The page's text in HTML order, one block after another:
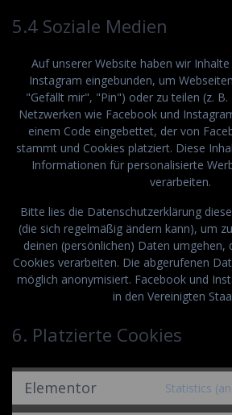
5.4 Soziale Medien
Auf unserer Website haben wir
Instagram eingebunden, um
"Gefällt mir", "Pin") oder zu teilen (z.
Netzwerken wie Facebook und
einem Code eingebettet, der von
stammt und Cookies platziert. Diese
Informationen für personalisierte
verarbeiten.
Bitte lies die Datenschutzerklärung
(die sich regelmäßig ändern kann), um
deinen (persönlichen) Daten umgehen,
Cookies verarbeiten. Die abgerufenen
möglich anonymisiert. Facebook und
in den Vereinigten
6. Platzierte Cookies
Elementor Statistics